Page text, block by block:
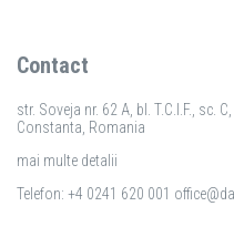
Contact
str. Soveja nr. 62 A, bl. T.C.I.F., sc.
Constanta, Romania
mai multe detalii
Telefon: +4 0241 620 001